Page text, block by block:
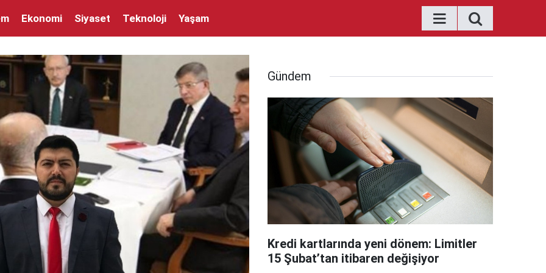
Ekonomi Siyaset Teknoloji Yaşam
Gündem
Kredi kartlarında yeni dönem: Limitler
15 Şubat’tan itibaren değişiyor